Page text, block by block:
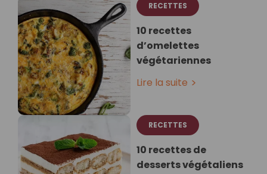
RECETTES
10 recettes
d’omelettes
végétariennes
Lire la suite
RECETTES
10 recettes de
desserts végétaliens